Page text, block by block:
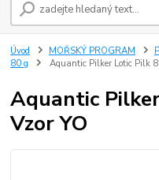
Úvod MOŘSKÝ PROGRAM
80 g
Aquantic Pilker Lotic Pilk
Aquantic
Vzor YO